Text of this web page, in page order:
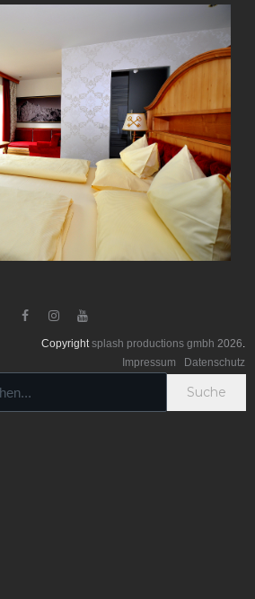
  
Copyrightsplash productions gmbh 2026.
Impressum
Datenschutz
Suche